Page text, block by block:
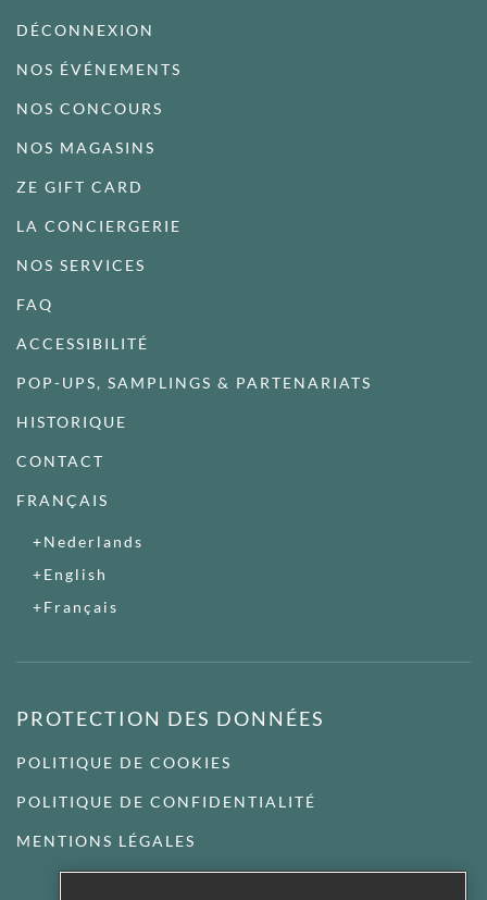
DÉCONNEXION
NOS ÉVÉNEMENTS
NOS CONCOURS
NOS MAGASINS
ZE GIFT CARD
LA CONCIERGERIE
NOS SERVICES
FAQ
ACCESSIBILITÉ
POP-UPS, SAMPLINGS & PARTENARIATS
HISTORIQUE
CONTACT
FRANÇAIS
Nederlands
English
Français
PROTECTION DES DONNÉES
POLITIQUE DE COOKIES
POLITIQUE DE CONFIDENTIALITÉ
MENTIONS LÉGALES